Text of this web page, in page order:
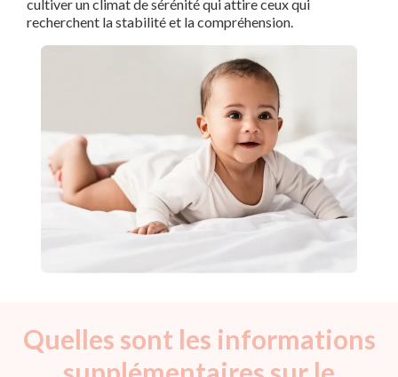
cultiver un climat de sérénité qui attire ceux qui
recherchent la stabilité et la compréhension.
Quelles sont les informations